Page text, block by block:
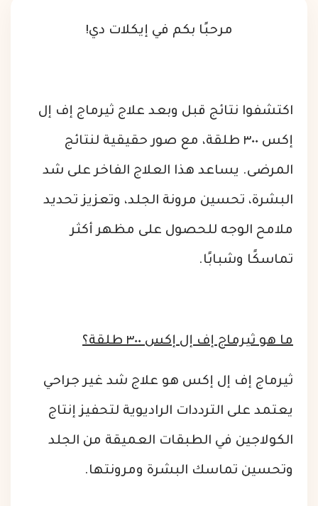
مرحبًا بكم في إيكلات دي!
اكتشفوا نتائج قبل وبعد علاج ثيرماج إف إل
إكس ٣٠٠ طلقة، مع صور حقيقية لنتائج
المرضى. يساعد هذا العلاج الفاخر على شد
البشرة، تحسين مرونة الجلد، وتعزيز تحديد
ملامح الوجه للحصول على مظهر أكثر
تماسكًا وشبابًا.
ما هو ثيرماج إف إل إكس ٣٠٠ طلقة؟
ثيرماج إف إل إكس هو علاج شد غير جراحي
يعتمد على الترددات الراديوية لتحفيز إنتاج
الكولاجين في الطبقات العميقة من الجلد
وتحسين تماسك البشرة ومرونتها.